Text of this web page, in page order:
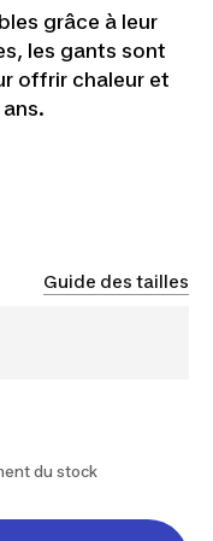
grâce à leur
les gants sont
offrir chaleur et
Guide des tailles
du stock